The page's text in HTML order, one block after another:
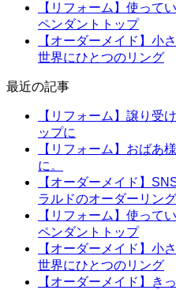
【リフォーム】使って
ペンダントトップ
【オーダーメイド】小
世界にひとつのリング
最近の記事
【リフォーム】譲り受
ップに
【リフォーム】おばあ
に。
【オーダーメイド】
ラルドのオーダーリング
【リフォーム】使って
ペンダントトップ
【オーダーメイド】小
世界にひとつのリング
【オーダーメイド】き